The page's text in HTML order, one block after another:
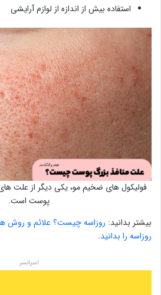
استفاده بیش از اندازه از لوازم آرایشی
فولیکول های ضخیم مو، یکی دیگر از علت های
پوست است.
بیشتر بدانید: روزاسه چیست؟ علائم و روش
روزاسه را بدانید.
اسپانسر